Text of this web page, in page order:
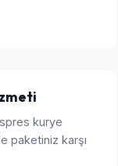
kurye
paketiniz karşı